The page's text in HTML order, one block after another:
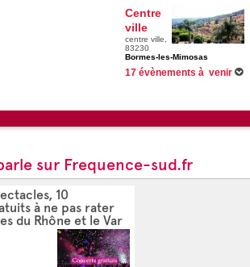
Centre
ville
centre ville,
83230
Bormes-les-Mimosas
17 évènements à venir
Du 01/07/2026 au 26/08/2026 -
Voir tous les évènements
sur Frequence-sud.fr
10
à ne pas rater
du Rhône et le Var